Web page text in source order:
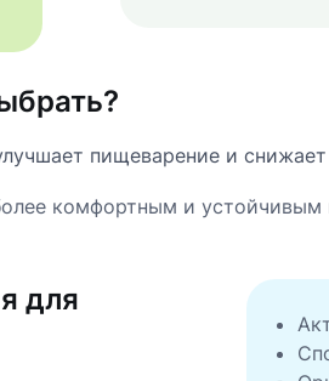
пищеварение и
комфортным и устойчивым
для